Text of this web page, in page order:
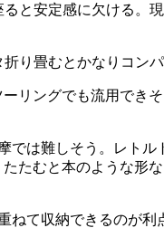
と安定感に欠ける。
り畳むとかなりコン
リングでも流用でき
は難しそう。レト
たむと本のような形
て収納できるのが